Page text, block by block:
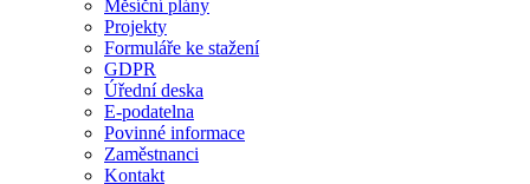
Měsíční plány
Projekty
Formuláře ke stažení
GDPR
Úřední deska
E-podatelna
Povinné informace
Zaměstnanci
Kontakt